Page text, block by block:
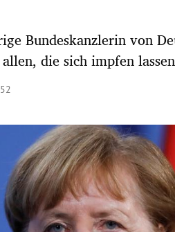
Bundeskanzlerin von
die sich impfen
öffnen/schließen